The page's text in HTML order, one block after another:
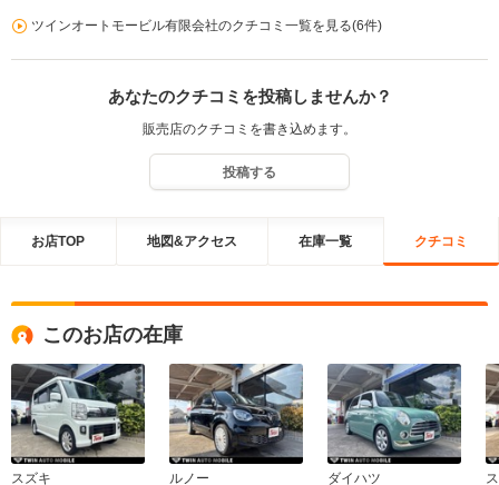
ツインオートモービル有限会社のクチコミ一覧を見る(6件)
あなたのクチコミを投稿しませんか？
販売店のクチコミを書き込めます。
投稿する
お店TOP 地図&アクセス 在庫一覧 クチコミ
このお店の在庫
スズキ ルノー ダイハツ